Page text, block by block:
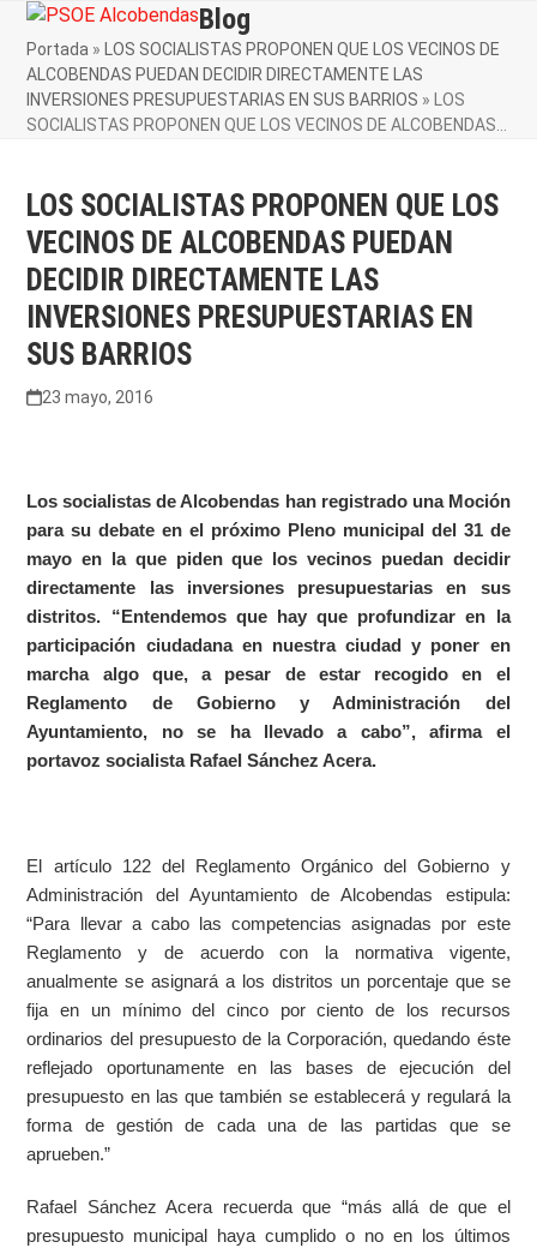
Skip
content
Open
mobile
menu
Close
mobile
menu
Blog
Portada »
LOS SOCIALISTAS PROPONEN QUE LOS VECINOS DE
ALCOBENDAS PUEDAN DECIDIR DIRECTAMENTE LAS
INVERSIONES PRESUPUESTARIAS EN SUS BARRIOS »
LOS
SOCIALISTAS PROPONEN QUE LOS VECINOS DE ALCOBENDAS…
LOS SOCIALISTAS PROPONEN QUE LOS
VECINOS DE ALCOBENDAS PUEDAN
DECIDIR DIRECTAMENTE LAS
INVERSIONES PRESUPUESTARIAS EN
SUS BARRIOS
23 mayo, 2016
Los socialistas de Alcobendas han registrado una Moción
para su debate en el próximo Pleno municipal del 31 de
mayo en la que piden que los vecinos puedan decidir
directamente las inversiones presupuestarias en sus
distritos. “ Entendemos que hay que profundizar en la
participación ciudadana en nuestra ciudad y poner en
marcha algo que, a pesar de estar recogido en el
Reglamento de Gobierno y Administración del
Ayuntamiento, no se ha llevado a cabo”, afirma el
portavoz socialista Rafael Sánchez Acera.
El artículo 122 del Reglamento Orgánico del Gobierno y
Administración del Ayuntamiento de Alcobendas estipula:
“Para llevar a cabo las competencias asignadas por este
Reglamento y de acuerdo con la normativa vigente,
anualmente se asignará a los distritos un porcentaje que se
fija en un mínimo del cinco por ciento de los recursos
ordinarios del presupuesto de la Corporación, quedando éste
reflejado oportunamente en las bases de ejecución del
presupuesto en las que también se establecerá y regulará la
forma de gestión de cada una de las partidas que se
aprueben.”
Rafael Sánchez Acera recuerda que “más allá de que el
presupuesto municipal haya cumplido o no en los últimos